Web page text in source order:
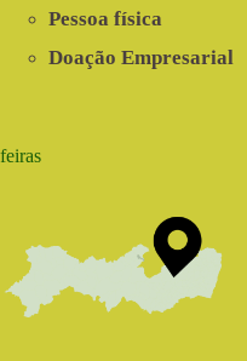
Pessoa física
Doação Empresarial
feiras